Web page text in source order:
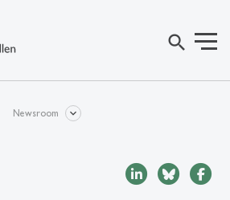
search
Newsroom